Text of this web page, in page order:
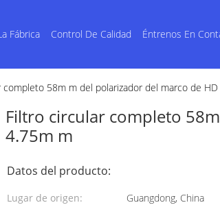
Fábrica Control De Calidad Éntrenos En
completo 58m m del polarizador del marco de
Filtro circular completo
4.75m m
Datos del producto:
Lugar de origen:
Guangdong, China